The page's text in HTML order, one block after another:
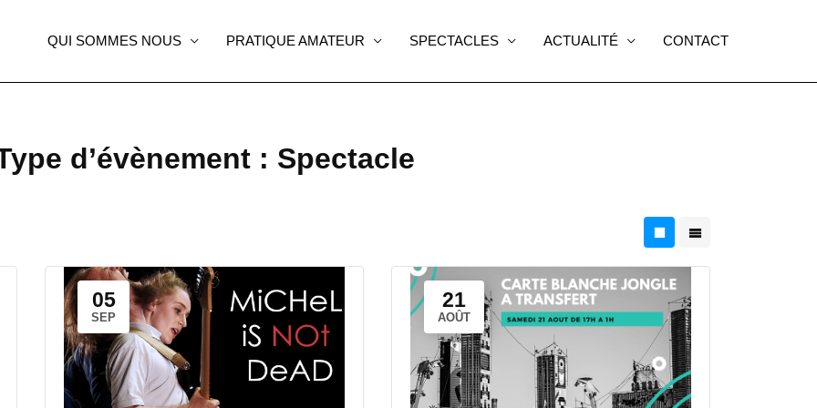
QUI SOMMES NOUS PRATIQUE AMATEUR SPECTACLES ACTUALITÉ CONTACT
d’évènement : Spectacle
05
SEP
21
AOÛT